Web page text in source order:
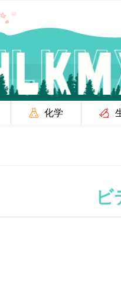
化学
ビ